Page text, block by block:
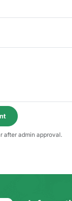
after admin approval.